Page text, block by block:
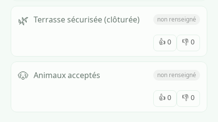
🌿 Terrasse sécurisée (clôturée) non renseigné
👍 0 👎 0
🐶 Animaux acceptés non renseigné
👍 0 👎 0